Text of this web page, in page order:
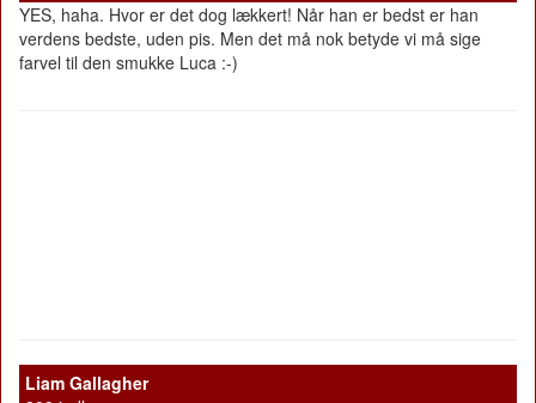
YES, haha. Hvor er det dog lækkert! Når han er bedst er han
verdens bedste, uden pis. Men det må nok betyde vi må sige
farvel til den smukke Luca :-)
Liam Gallagher